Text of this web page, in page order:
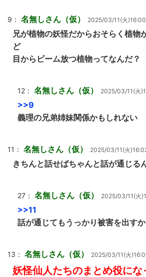
9： 名無しさん（仮） 2025/03/11(火
兄が植物の妖怪だからおそらく植物
ど
目からビーム放つ植物ってなんだ？
12： 名無しさん（仮） 2025/03/11(火
>>9
義理の兄弟姉妹関係かもしれない
11： 名無しさん（仮） 2025/03/11(火
きちんと話せばちゃんと話が通じる
27： 名無しさん（仮） 2025/03/11(火
>>11
話が通じてもうっかり被害を出す
13： 名無しさん（仮） 2025/03/11(火
妖怪仙人たちのまとめ役に